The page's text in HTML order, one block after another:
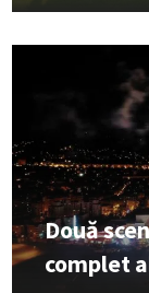
Două
complet